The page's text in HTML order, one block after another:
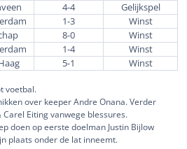
4-4
Gelijkspel
1-3
Winst
8-0
Winst
1-4
Winst
5-1 Winst
voetbal.
over keeper Andre Onana. Verder
Eiting vanwege blessures.
doen op eerste doelman Justin Bijlow
plaats onder de lat inneemt.